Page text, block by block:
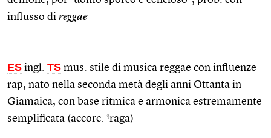
influsso di reggae
ES ingl. TS mus. stile di musica reggae con influenze
rap, nato nella seconda metà degli anni Ottanta in
Giamaica, con base ritmica e armonica estremamente
semplificata (accorc.
3raga)